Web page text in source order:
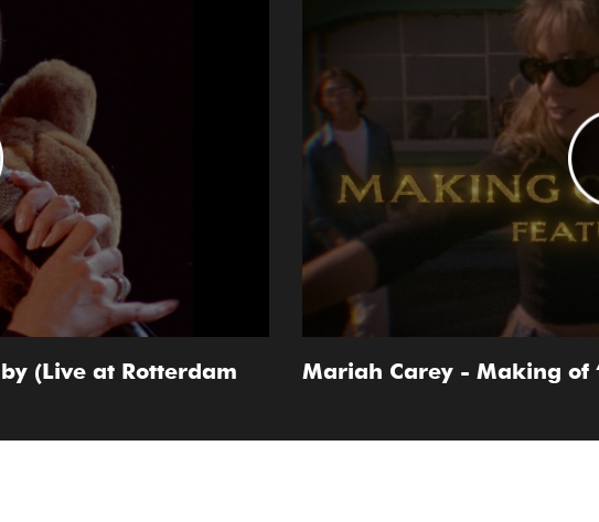
(Live at Rotterdam
Mariah Carey - Making of